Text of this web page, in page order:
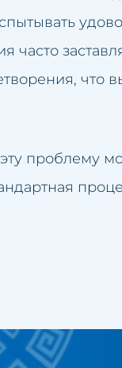
что
эту проблему